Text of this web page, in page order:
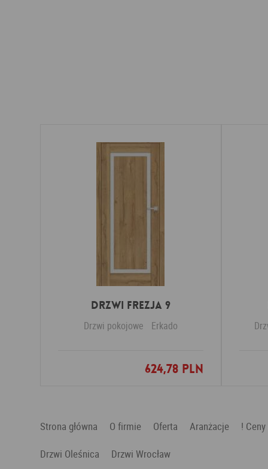
DRZWI FREZJA 9
Drzwi pokojowe Erkado
624,78 PLN
Dodaj do ulubionych
Strona główna O firmie Oferta Aranżacje !
Drzwi Oleśnica
Drzwi Wrocław